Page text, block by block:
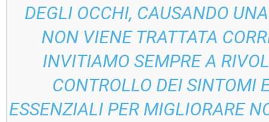
DEGLI OCCHI, CAUSANDO
NON VIENE TRATTATA
INVITIAMO SEMPRE A
CONTROLLO DEI SINTOMI
ESSENZIALI PER MIGLIORARE